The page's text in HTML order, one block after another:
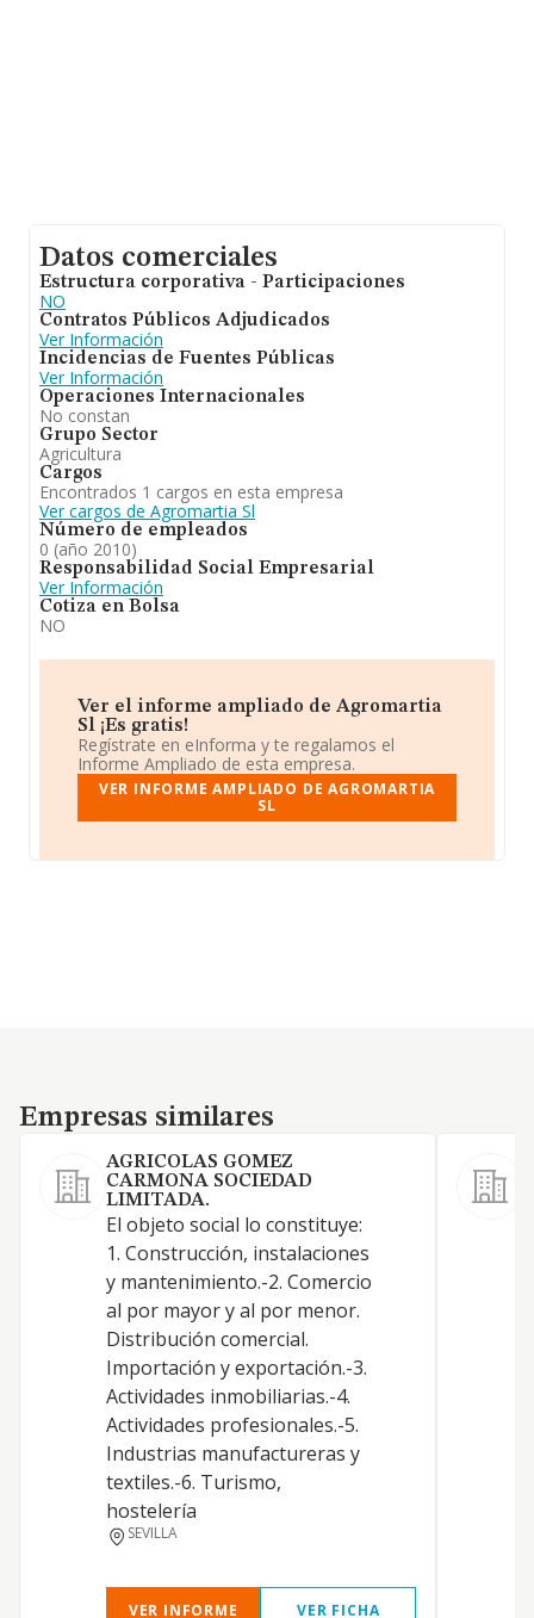
Datos comerciales
Estructura corporativa - Participaciones
NO
Contratos Públicos Adjudicados
Ver Información
Incidencias de Fuentes Públicas
Ver Información
Operaciones Internacionales
No constan
Grupo Sector
Agricultura
Cargos
Encontrados 1 cargos en esta empresa
Ver cargos de Agromartia Sl
Número de empleados
0 (año 2010)
Responsabilidad Social Empresarial
Ver Información
Cotiza en Bolsa
NO
Ver el informe ampliado de Agromartia
Sl ¡Es gratis!
Regístrate en eInforma y te regalamos el
Informe Ampliado de esta empresa.
VER INFORME AMPLIADO DE AGROMARTIA
SL
Empresas similares
Empresas similares
AGRICOLAS GOMEZ
CARMONA SOCIEDAD
LIMITADA.
El objeto social lo constituye:
1. Construcción, instalaciones
y mantenimiento.-2. Comercio
al por mayor y al por menor.
Distribución comercial.
Importación y exportación.-3.
Actividades inmobiliarias.-4.
Actividades profesionales.-5.
Industrias manufactureras y
textiles.-6. Turismo,
hostelería
SEVILLA
VER INFORME VER FICHA